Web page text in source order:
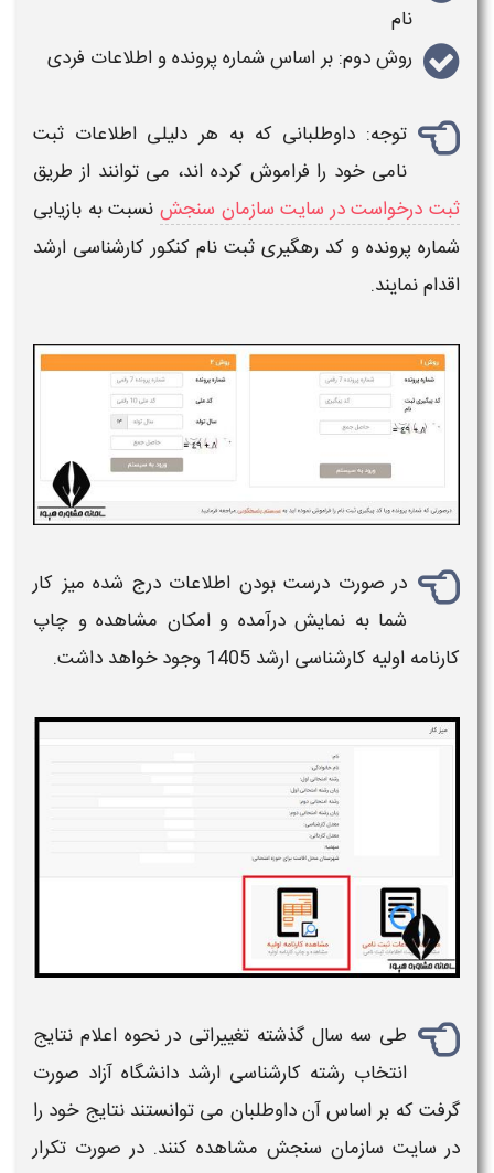
نام
روش دوم: بر اساس شماره پرونده و اطلاعات فردی
توجه: داوطلبانی که به هر دلیلیاطلاعات ثبت
نامی خود را فراموش کرده اند، می توانند از طریق
ثبت درخواست در سایت سازمان سنجش نسبت به بازیابی
شماره پرونده و کد رهگیری ثبت نام کنکور کارشناسی ارشد
اقدام نمایند.
در صورت درست بودن اطلاعات درج شده میز کار
شما به نمایش درآمده و امکان مشاهده و چاپ
کارنامه اولیه کارشناسی ارشد 1405
وجود خواهد داشت.
طی سه سال گذشته تغییراتی درنحوه اعلام نتایج
انتخاب رشته کارشناسی ارشد دانشگاه آزاد صورت
گرفت که بر اساس آن داوطلبان می توانستندنتایجخود را
در سایت سازمان سنجش مشاهده کنند. در صورت تکرار